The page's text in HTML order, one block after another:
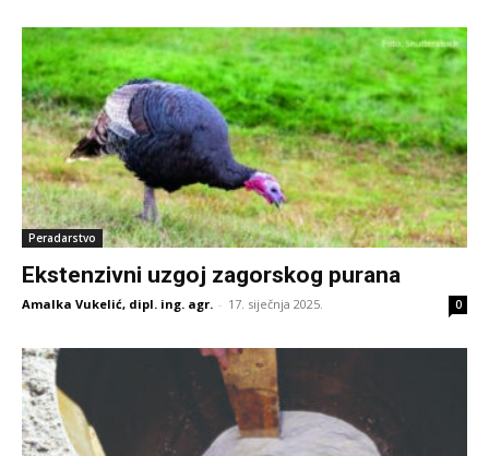
Peradarstvo
Ekstenzivni uzgoj zagorskog purana
Amalka Vukelić, dipl. ing. agr. - 17. siječnja 2025. 0